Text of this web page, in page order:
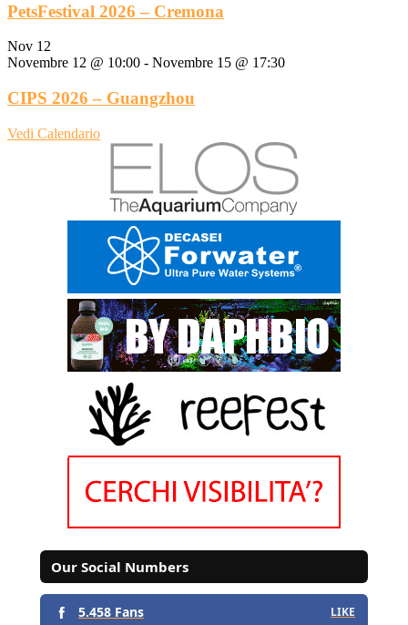
PetsFestival 2026 – Cremona
Nov 12
Novembre 12 @ 10:00 - Novembre 15 @ 17:30
CIPS 2026 – Guangzhou
Vedi Calendario
Our Social Numbers
5.458 Fans LIKE